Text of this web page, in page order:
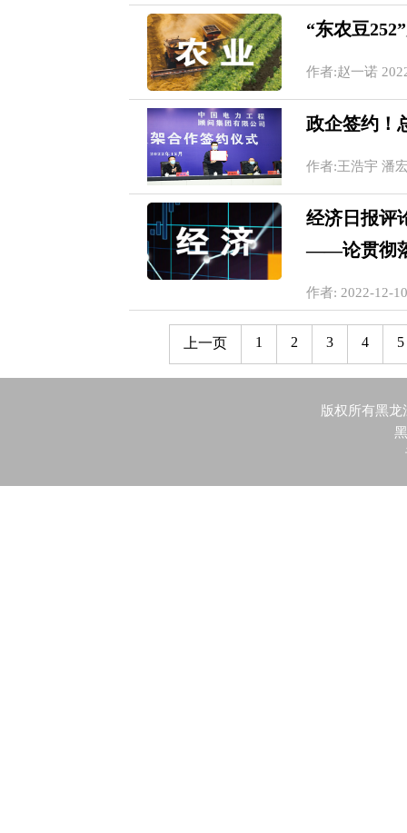
“东农豆
作者:赵一诺
政企签约！
作者:王浩宇 潘
经济日报评
——论贯彻
作者: 2022-12-
上一页 1 2 3 4 5
版权所有黑